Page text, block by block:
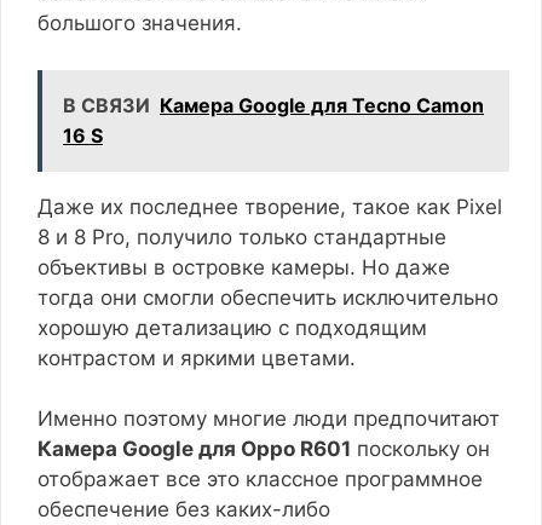
большого значения.
В СВЯЗИ Камера Google для Tecno Camon
16 S
Даже их последнее творение, такое как Pixel
8 и 8 Pro, получило только стандартные
объективы в островке камеры. Но даже
тогда они смогли обеспечить исключительно
хорошую детализацию с подходящим
контрастом и яркими цветами.
Именно поэтому многие люди предпочитают
Камера Google для Oppo R601 поскольку он
отображает все это классное программное
обеспечение без каких-либо